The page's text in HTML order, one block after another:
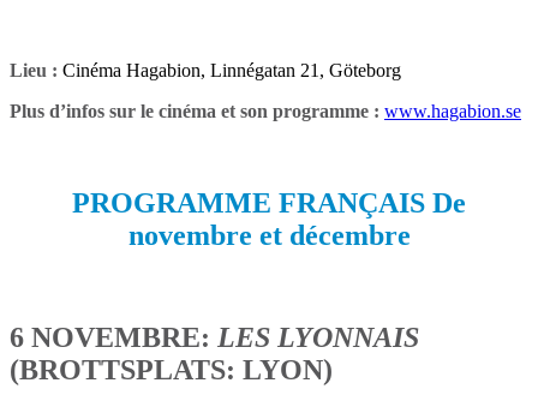
Lieu : Cinéma Hagabion, Linnégatan 21, Göteborg
Plus d’infos sur le cinéma et son programme : www.hagabion.se
PROGRAMME FRANÇAIS De
novembre et décembre
6 NOVEMBRE: LES LYONNAIS
(BROTTSPLATS: LYON)